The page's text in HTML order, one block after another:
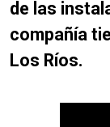
de las
compañía
Los Ríos.